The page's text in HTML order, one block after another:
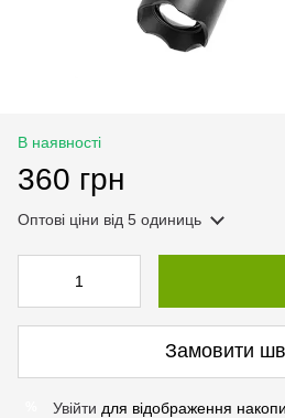
В наявності
360 грн
Оптові ціни від 5 одиниць
Замовити
Увійти для відображення